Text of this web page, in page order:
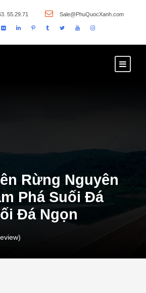
55.29.71 Sale@PhuQuocXanh.com
Rừng Nguyên
Phá Suối Đá
Đá Ngọn